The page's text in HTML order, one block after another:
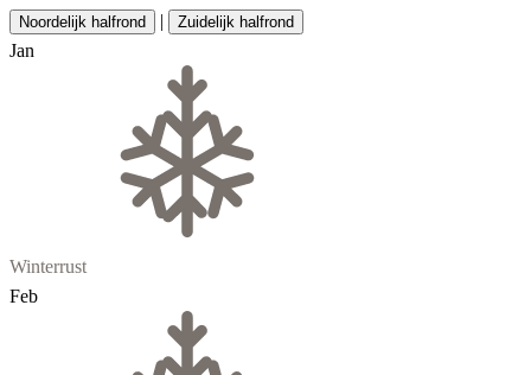
Noordelijk halfrond | Zuidelijk halfrond
Jan
Winterrust
Feb